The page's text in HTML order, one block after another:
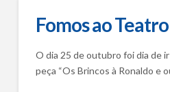
Fomos ao Teatro
O dia 25 de outubro foi dia de
peça “Os Brincos à Ronaldo e